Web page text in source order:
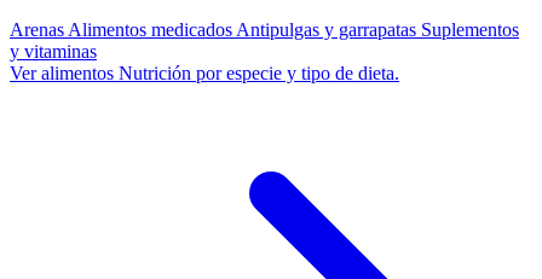
Arenas Alimentos medicados Antipulgas y garrapatas Suplementos
y vitaminas
Ver alimentos Nutrición por especie y tipo de dieta.